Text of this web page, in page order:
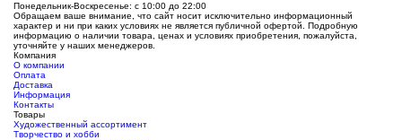
Понедельник-Воскресенье: с 10:00 до 22:00
Обращаем ваше внимание, что сайт носит исключительно информационный
характер и ни при каких условиях не является публичной офертой. Подробную
информацию о наличии товара, ценах и условиях приобретения, пожалуйста,
уточняйте у наших менеджеров.
Компания
О компании
Оплата
Доставка
Информация
Контакты
Товары
Художественный ассортимент
Творчество и хобби